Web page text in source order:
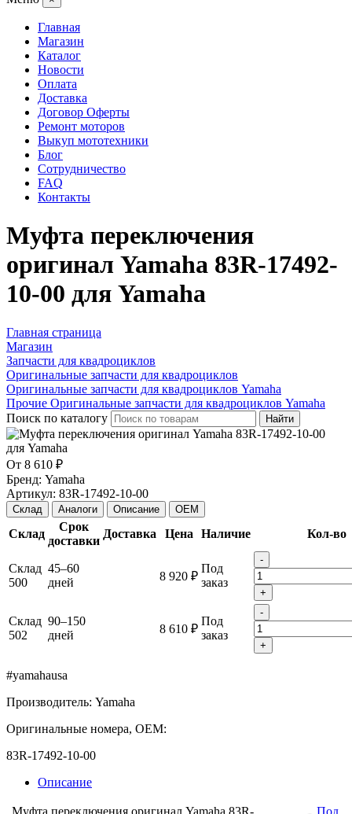
Главная
Магазин
Каталог
Новости
Оплата
Доставка
Договор Оферты
Ремонт моторов
Выкуп мототехники
Блог
Сотрудничество
FAQ
Контакты
Муфта переключения
оригинал Yamaha 83R-17492-
10-00 для Yamaha
Главная страница
Магазин
Запчасти для квадроциклов
Оригинальные запчасти для квадроциклов
Оригинальные запчасти для квадроциклов Yamaha
Прочие Оригинальные запчасти для квадроциклов Yamaha
Поиск по каталогу
Найти
От 8 610 ₽
Бренд: Yamaha
Артикул: 83R-17492-10-00
Склад Аналоги Описание OEM
Склад
Срок
доставки
Доставка Цена Наличие Кол-во
Склад
500
45–60
дней
8 920 ₽
Под
заказ
-
+
Склад
502
90–150
дней
8 610 ₽
Под
заказ
-
+
#yamahausa
Производитель: Yamaha
Оригинальные номера, OEM:
83R-17492-10-00
Описание
Муфта переключения оригинал Yamaha 83R-
Под